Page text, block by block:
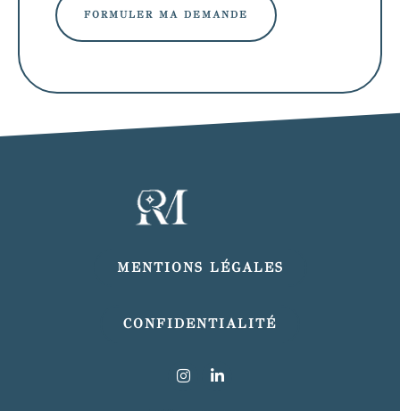
MENTIONS LÉGALES
CONFIDENTIALITÉ
I
n
i